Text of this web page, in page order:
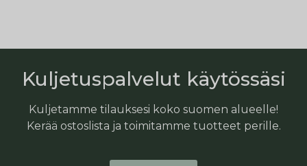
Kuljetuspalvelut käytössäsi
Kuljetamme tilauksesi koko suomen alueelle!
Kerää ostoslista ja toimitamme tuotteet perille.